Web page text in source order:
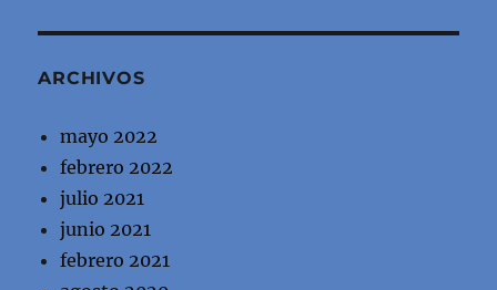
ARCHIVOS
mayo 2022
febrero 2022
julio 2021
junio 2021
febrero 2021